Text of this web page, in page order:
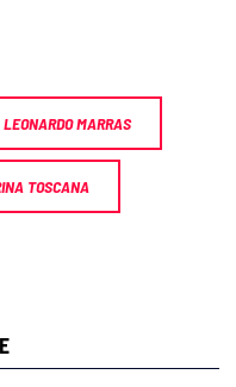
LEONARDO MARRAS
TOSCANA